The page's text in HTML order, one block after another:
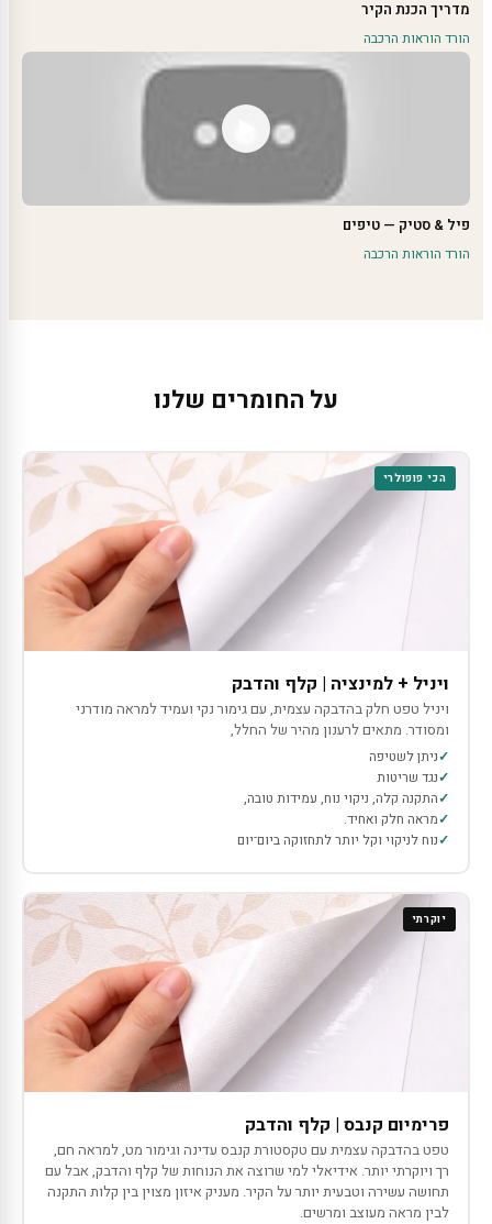
מדריך הכנת הקיר
הורד הוראות הרכבה
פיל & סטיק — טיפים
הורד הוראות הרכבה
על החומרים שלנו
הכי פופולרי
ויניל + למינציה | קלף והדבק
ויניל טפט חלק בהדבקה עצמית, עם גימור נקי ועמיד למראה מודרני
ומסודר. מתאים לרענון מהיר של החלל,
ניתן לשטיפה
נגד שריטות
התקנה קלה, ניקוי נוח, עמידות טובה,
מראה חלק ואחיד.
נוח לניקוי וקל יותר לתחזוקה ביום־יום
יוקרתי
פרימיום קנבס | קלף והדבק
טפט בהדבקה עצמית עם טקסטורת קנבס עדינה וגימור מט, למראה חם,
רך ויוקרתי יותר. אידיאלי למי שרוצה את הנוחות של קלף והדבק, אבל עם
תחושה עשירה וטבעית יותר על הקיר. מעניק איזון מצוין בין קלות התקנה
לבין מראה מעוצב ומרשים.